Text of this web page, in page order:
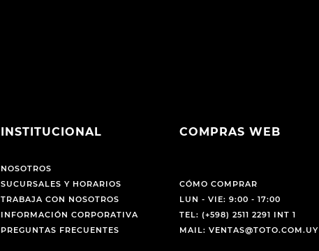
INSTITUCIONAL
NOSOTROS
SUCURSALES Y HORARIOS
TRABAJA CON NOSOTROS
INFORMACIÓN CORPORATIVA
PREGUNTAS FRECUENTES
COMPRAS WEB
CÓMO COMPRAR
LUN - VIE: 9:00 - 17:00
TEL: (+598) 2511 2291 INT 1
MAIL: VENTAS@TOTO.COM.UY